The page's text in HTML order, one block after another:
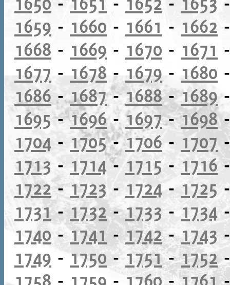
1659 - 1660 - 1661 - 1662
1668 - 1669 - 1670 - 1671
1677 - 1678 - 1679 - 1680
1686 -1687-1688-1689
1695-1696- 1697-1698
1704 - 1705-1706 - 1707
1713 - 1714- 1715-1716
1722-1723 - 1724-1725
1731-1732-1733 - 1734
1740 -1741-1742-1743
1749 -1750-1751-1752
1758 - 1759 -1760-1761